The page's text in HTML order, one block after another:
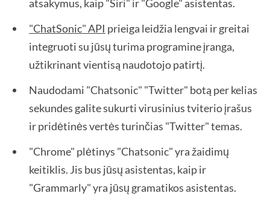
atsakymus, kaip "Siri" ir "Google" asistentas.
"ChatSonic" API prieiga leidžia lengvai ir greitai
integruoti su jūsų turima programine įranga,
užtikrinant vientisą naudotojo patirtį.
Naudodami "Chatsonic" "Twitter" botą per kelias
sekundes galite sukurti virusinius tviterio įrašus
ir pridėtinės vertės turinčias "Twitter" temas.
"Chrome" plėtinys "Chatsonic" yra žaidimų
keitiklis. Jis bus jūsų asistentas, kaip ir
"Grammarly" yra jūsų gramatikos asistentas.